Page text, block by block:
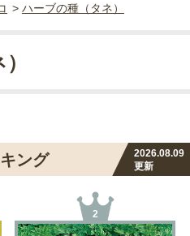
> ハーブの種（タネ）
ング
2026.08.09
更新
2